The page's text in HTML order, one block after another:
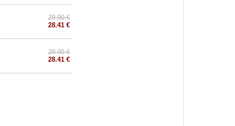
29.90 €
28.41 €
29.90 €
28.41 €